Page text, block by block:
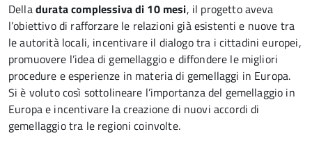
Delladurata complessiva di 10 mesi, il progetto aveva
l’obiettivo di rafforzare le relazioni già esistenti e nuove tra
le autorità locali, incentivare il dialogo tra i cittadini europei,
promuovere l’idea di gemellaggio e diffondere le migliori
procedure e esperienze in materia di gemellaggi in Europa.
Si è voluto così sottolineare l’importanza del gemellaggio in
Europa e incentivare la creazione di nuovi accordi di
gemellaggio tra le regioni coinvolte.